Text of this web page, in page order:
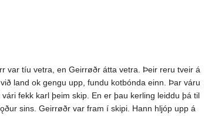
var tíu vetra, en Geirrøðr átta vetra. Þeir reru tveir á
land ok gengu upp, fundu kotbónda einn. Þar váru
fekk karl þeim skip. En er þau kerling leiddu þá til
sins. Geirrøðr var fram í skipi. Hann hljóp upp á